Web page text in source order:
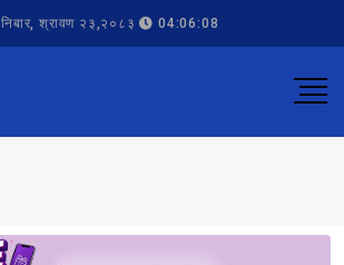
श्रावण २३,२०८३ 04:06:08